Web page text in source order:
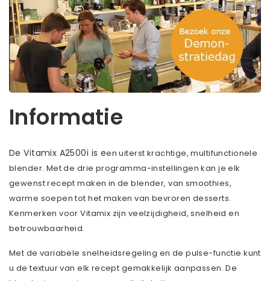
Informatie
De Vitamix A2500i is een uiterst krachtige, multifunctionele
blender. Met de drie programma-instellingen kan je elk
gewenst recept maken in de blender, van smoothies,
warme soepen tot het maken van bevroren desserts.
Kenmerken voor Vitamix zijn veelzijdigheid, snelheid en
betrouwbaarheid.
Met de variabele snelheidsregeling en de pulse-functie kunt
u de textuur van elk recept gemakkelijk aanpassen. De